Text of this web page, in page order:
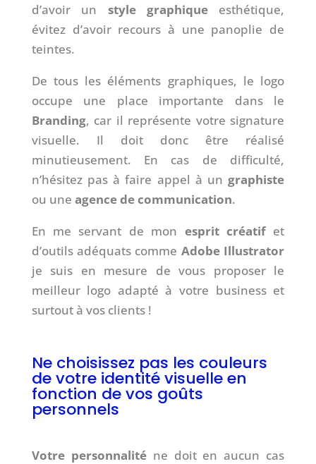
d’avoir un style graphiqueesthétique,
évitez d’avoir recours à une panoplie de
teintes.
De tous les éléments graphiques, le logo
occupe une place importante dans le
Branding, car il représente votre signature
visuelle. Il doit donc être réalisé
minutieusement. En cas de difficulté,
n’hésitez pas à faire appel à ungraphiste
ou une agence de communication.
En me servant de mon esprit créatifet
d’outils adéquats comme Adobe Illustrator
je suis en mesure de vous proposer le
meilleur logo adapté à votre business et
surtout à vos clients !
Ne choisissez pas les couleurs
de votre identité visuelle en
fonction de vos goûts
personnels
Votre personnaliténe doit en aucun cas